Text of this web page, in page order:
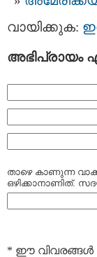
വായിക്കുക:
താഴെ കാണുന്ന
ഒഴിക്കാനാണിത്.
* ഈ വിവരങ്ങള്‍